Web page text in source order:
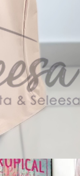
dapat dipercaya, pintar